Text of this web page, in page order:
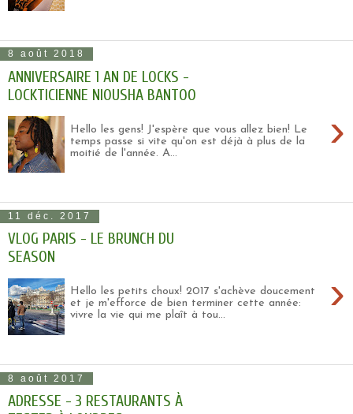
8 août 2018
ANNIVERSAIRE 1 AN DE LOCKS -
LOCKTICIENNE NIOUSHA BANTOO
›
Hello les gens! J'espère que vous allez bien! Le
temps passe si vite qu'on est déjà à plus de la
moitié de l'année. A...
11 déc. 2017
VLOG PARIS - LE BRUNCH DU
SEASON
›
Hello les petits choux! 2017 s'achève doucement
et je m'efforce de bien terminer cette année:
vivre la vie qui me plaît à tou...
8 août 2017
ADRESSE - 3 RESTAURANTS À